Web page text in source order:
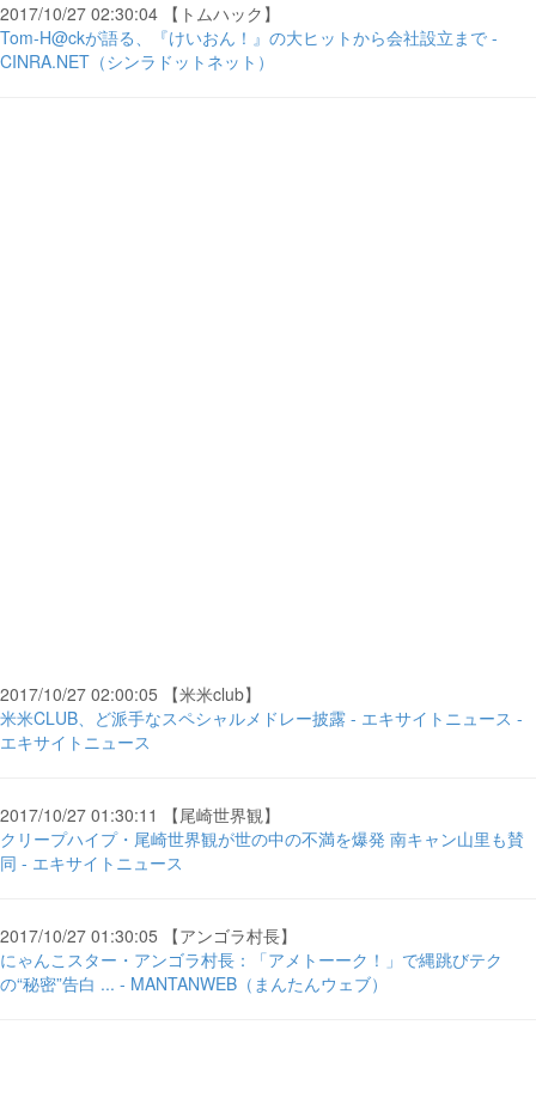
2017/10/27 02:30:04 【トムハック】
Tom-H@ckが語る、『けいおん！』の大ヒットから会社設立まで -
CINRA.NET（シンラドットネット）
2017/10/27 02:00:05 【米米club】
米米CLUB、ど派手なスペシャルメドレー披露 - エキサイトニュース -
エキサイトニュース
2017/10/27 01:30:11 【尾崎世界観】
クリープハイプ・尾崎世界観が世の中の不満を爆発 南キャン山里も賛
同 - エキサイトニュース
2017/10/27 01:30:05 【アンゴラ村長】
にゃんこスター・アンゴラ村長：「アメトーーク！」で縄跳びテク
の“秘密”告白 ... - MANTANWEB（まんたんウェブ）